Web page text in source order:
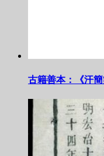
古籍善本：《汗